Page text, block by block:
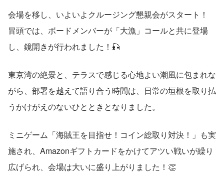
会場を移し、いよいよクルージング懇親会がスタート！
冒頭では、ボードメンバーが「大漁」コールと共に登場
し、鏡開きが行われました！🎣
東京湾の絶景と、テラスで感じる心地よい潮風に包まれな
がら、部署を越えて語り合う時間は、日常の垣根を取り払
うかけがえのないひとときとなりました。
ミニゲーム「海賊王を目指せ！コイン総取り対決！」も実
施され、Amazonギフトカードをかけてアツい戦いが繰り
広げられ、会場は大いに盛り上がりました！👏